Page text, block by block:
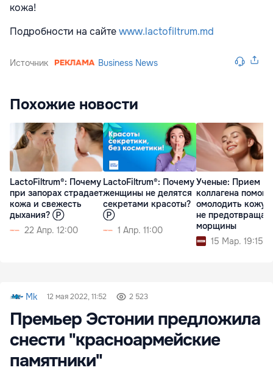
кожа!
Подробности на сайтеwww.lactofiltrum.md
Источник Business News
Похожие новости
LactoFiltrum®: Почему
при запорах страдает
кожа и свежесть
дыхания? Ⓟ
22 Апр. 12:00
LactoFiltrum®: Почему
женщины не делятся
секретами красоты?
Ⓟ
1 Апр. 11:00
Ученые: Прием
коллагена
омолодить кожу,
не
морщины
15 Мар. 19:15
Mk 12 мая 2022, 11:52 2 523
Премьер Эстонии предложила
снести "красноармейские
памятники"